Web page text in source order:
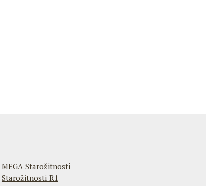
MEGA Starožitnosti
Starožitnosti R1